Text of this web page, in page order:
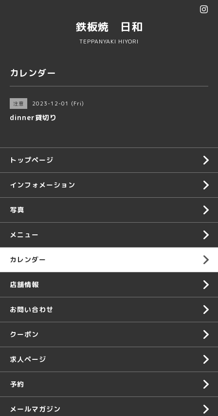
鉄板焼 日和
TEPPANYAKI HIYORI
カレンダー
注意 2023-12-01 (Fri)
dinner貸切り
トップページ
インフォメーション
写真
メニュー
カレンダー
店舗情報
お問い合わせ
クーポン
求人ページ
予約
メールマガジン